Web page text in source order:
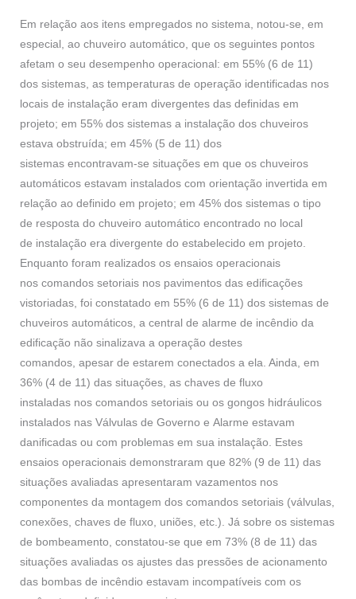
Em relação aos itens empregados no sistema, notou-se, em
especial, ao chuveiro automático, que os seguintes pontos
afetam o seu desempenho operacional: em 55% (6 de 11)
dos sistemas, as temperaturas de operação identificadas nos
locais de instalação eram divergentes das definidas em
projeto; em 55% dos sistemas a instalação dos chuveiros
estava obstruída; em 45% (5 de 11) dos
sistemas encontravam-se situações em que os chuveiros
automáticos estavam instalados com orientação invertida em
relação ao definido em projeto; em 45% dos sistemas o tipo
de resposta do chuveiro automático encontrado no local
de instalação era divergente do estabelecido em projeto.
Enquanto foram realizados os ensaios operacionais
nos comandos setoriais nos pavimentos das edificações
vistoriadas, foi constatado em 55% (6 de 11) dos sistemas de
chuveiros automáticos, a central de alarme de incêndio da
edificação não sinalizava a operação destes
comandos, apesar de estarem conectados a ela. Ainda, em
36% (4 de 11) das situações, as chaves de fluxo
instaladas nos comandos setoriais ou os gongos hidráulicos
instalados nas Válvulas de Governo e Alarme estavam
danificadas ou com problemas em sua instalação. Estes
ensaios operacionais demonstraram que 82% (9 de 11) das
situações avaliadas apresentaram vazamentos nos
componentes da montagem dos comandos setoriais (válvulas,
conexões, chaves de fluxo, uniões, etc.). Já sobre os sistemas
de bombeamento, constatou-se que em 73% (8 de 11) das
situações avaliadas os ajustes das pressões de acionamento
das bombas de incêndio estavam incompatíveis com os